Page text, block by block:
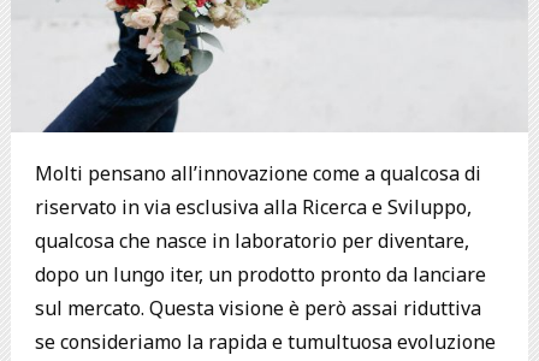
Molti pensano all’innovazione come a qualcosa di
riservato in via esclusiva alla Ricerca e Sviluppo,
qualcosa che nasce in laboratorio per diventare,
dopo un lungo iter, un prodotto pronto da lanciare
sul mercato. Questa visione è però assai riduttiva
se consideriamo la rapida e tumultuosa evoluzione